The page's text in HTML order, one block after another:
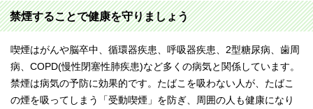
禁煙することで健康を守りましょう
喫煙はがんや脳卒中、循環器疾患、呼吸器疾患、2型糖尿病、歯周
病、COPD(慢性閉塞性肺疾患)など多くの病気と関係しています。
禁煙は病気の予防に効果的です。たばこを吸わない人が、たばこ
の煙を吸ってしまう「受動喫煙」を防ぎ、周囲の人も健康になり